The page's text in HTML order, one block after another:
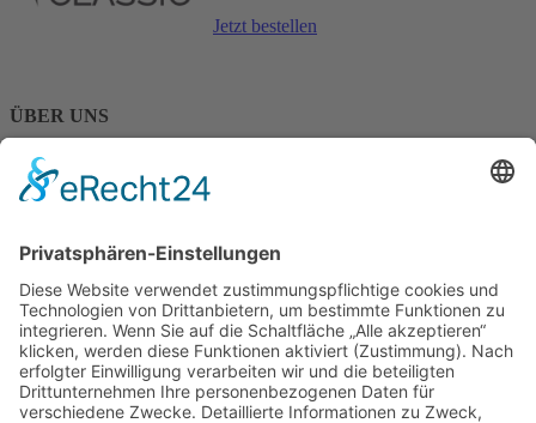
Jetzt bestellen
ÜBER UNS
Kontakt
Newsletter
Verlosung
ALLEGRA - Agentur für Kultur
Kalmitstr. 24, 68163 Mannheim